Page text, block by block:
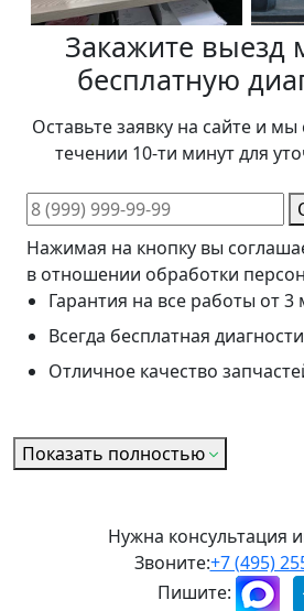
Закажите выезд
бесплатную
Оставьте заявку на сайте и
течении 10-ти минут для
Нажимая на кнопку вы
в отношении обработки
Гарантия на все работы от 3
Всегда бесплатная
Отличное качество
Показать полностью
Нужна консультация
Звоните:+7 (495)
Пишите: